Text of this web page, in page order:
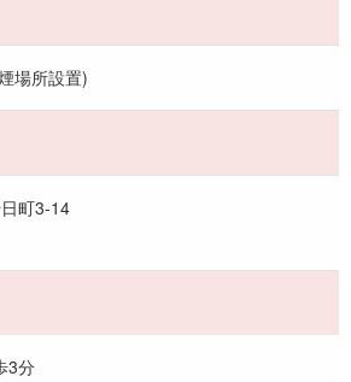
場所設置)
町3-14
3分